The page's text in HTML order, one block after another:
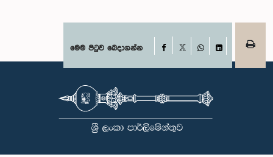
මෙම පිටුව බෙදාගන්න Facebook
WhatsAppLinkedIn